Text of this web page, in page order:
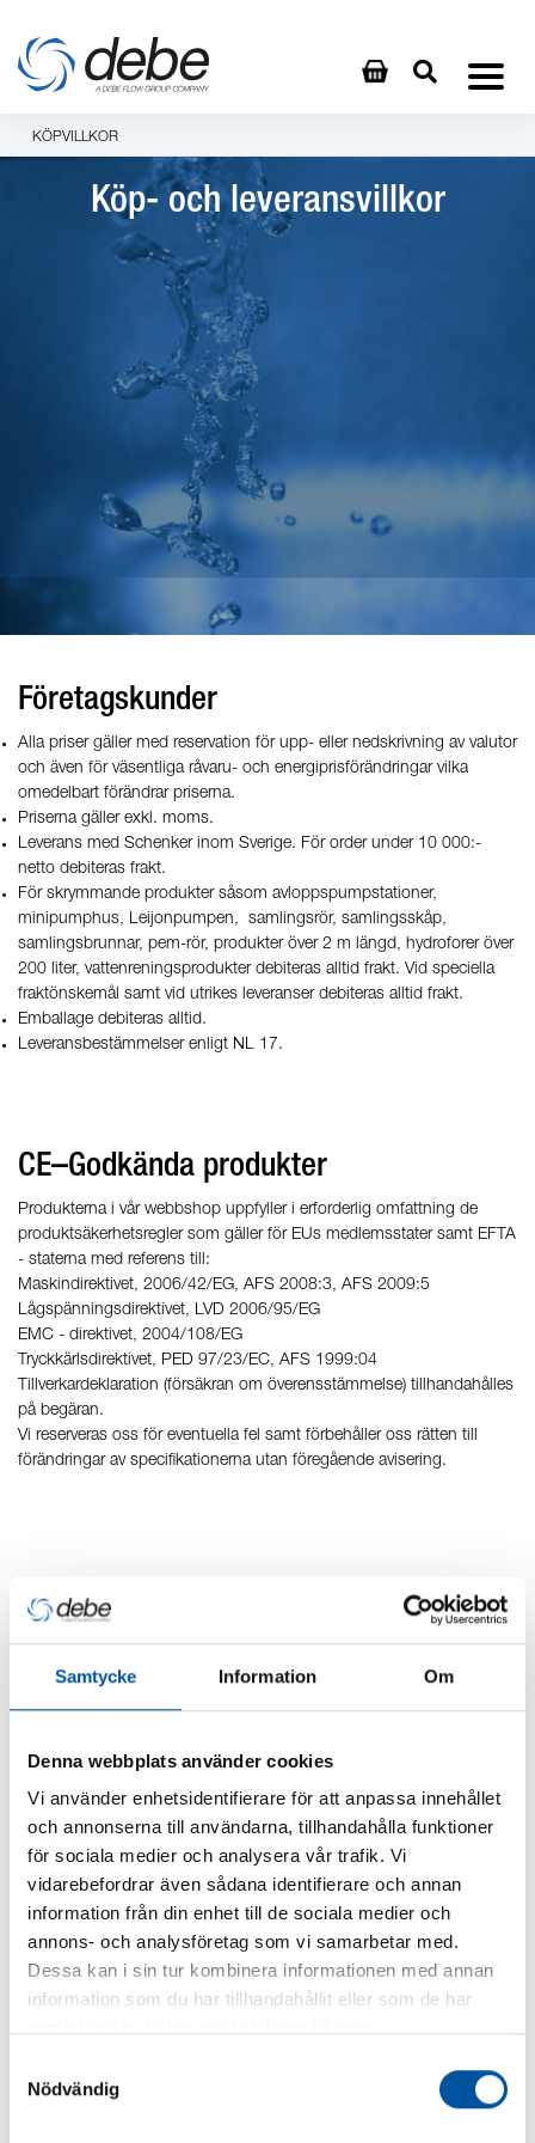
Samtycke Information Om
Denna webbplats använder cookies
Vi använder enhetsidentifierare för att anpassa innehållet
och annonserna till användarna, tillhandahålla funktioner
för sociala medier och analysera vår trafik. Vi
vidarebefordrar även sådana identifierare och annan
information från din enhet till de sociala medier och
annons- och analysföretag som vi samarbetar med.
Dessa kan i sin tur kombinera informationen med annan
information som du har tillhandahållit eller som de har
Nödvändig
KÖPVILLKOR
Köp- och leveransvillkor
Företagskunder
Alla priser gäller med reservation för upp- eller nedskrivning av valutor
och även för väsentliga råvaru- och energiprisförändringar vilka
omedelbart förändrar priserna.
Priserna gäller exkl. moms.
Leverans med Schenker inom Sverige. För order under 10 000:-
netto debiteras frakt.
För skrymmande produkter såsom avloppspumpstationer,
minipumphus, Leijonpumpen, samlingsrör, samlingsskåp,
samlingsbrunnar, pem-rör, produkter över 2 m längd, hydroforer över
200 liter, vattenreningsprodukter debiteras alltid frakt. Vid speciella
fraktönskemål samt vid utrikes leveranser debiteras alltid frakt.
Emballage debiteras alltid.
Leveransbestämmelser enligt NL 17.
CE–Godkända produkter
Produkterna i vår webbshop uppfyller i erforderlig omfattning de
produktsäkerhetsregler som gäller för EUs medlemsstater samt EFTA
- staterna med referens till:
Maskindirektivet, 2006/42/EG, AFS 2008:3, AFS 2009:5
Lågspänningsdirektivet, LVD 2006/95/EG
EMC - direktivet, 2004/108/EG
Tryckkärlsdirektivet, PED 97/23/EC, AFS 1999:04
Tillverkardeklaration (försäkran om överensstämmelse) tillhandahålles
på begäran.
Vi reserveras oss för eventuella fel samt förbehåller oss rätten till
förändringar av specifikationerna utan föregående avisering.
Övrigt
Priser & Beställning
Priser som anges på hemsidan är exklusive moms om inget annat
betalningsalternativ via Swedbank.
Leverans
Debe har större delar av sitt sortiment i lager. Lagerförda artiklar
skickas som regel inom det antal arbetsdagar som anges på
hemsidan. Om det är tillfälligt slut kommer Debe Flow Group att
meddela er som kund till den, av er, angiven e-postadress. Vid
din beställning avser produkter inom det ordinarie lagerförda
sortimentet.
när paketet har ankommit ombudet.